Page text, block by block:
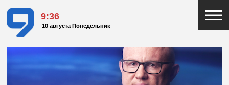
9:37
10 августа Понедельник